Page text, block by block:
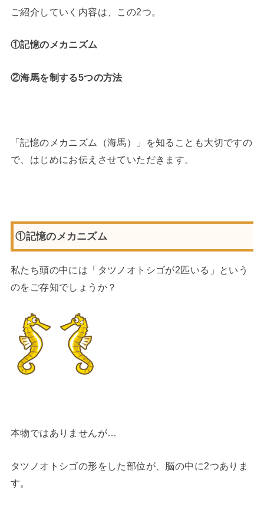
ご紹介していく内容は、この2つ。
①記憶のメカニズム
②海馬を制する5つの方法
「記憶のメカニズム（海馬）」を知ることも大切ですの
で、はじめにお伝えさせていただきます。
①記憶のメカニズム
私たち頭の中には「タツノオトシゴが2匹いる」という
のをご存知でしょうか？
本物ではありませんが…
タツノオトシゴの形をした部位が、脳の中に2つありま
す。